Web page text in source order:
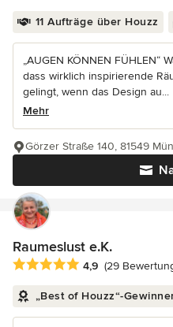
11 Aufträge über Houzz
„AUGEN KÖNNEN FÜHLEN“
dass wirklich inspirierende
gelingt, wenn das Design au...
Mehr
Görzer Straße 140, 81549
Raumeslust e.K.
Durchschnittliche
4,9 (29
„Best of Houzz“-